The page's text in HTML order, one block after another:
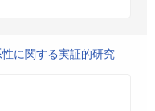
に関する実証的研究